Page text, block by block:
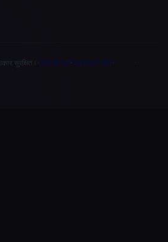
सुरक्षित। सेवा की शर्तें गोपनीयता नीति